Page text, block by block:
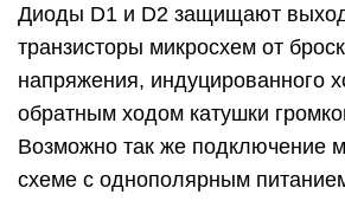
Диоды D1 и D2 защищают
транзисторы микросхем от
напряжения, индуцированного
обратным ходом катушки
Возможно так же подключение
схеме с однополярным